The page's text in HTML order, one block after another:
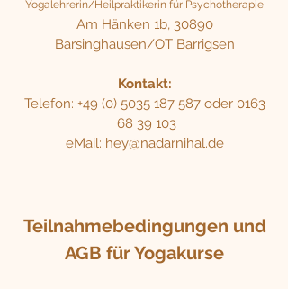
Yogalehrerin/Heilpraktikerin für Psychotherapie
Am Hänken 1b, 30890
Barsinghausen/OT Barrigsen
Kontakt:
Telefon: +49 (0) 5035 187 587oder 0163
68 39 103
eMail: hey@nadarnihal.de
Teilnahmebedingungen und
AGB für Yogakurse